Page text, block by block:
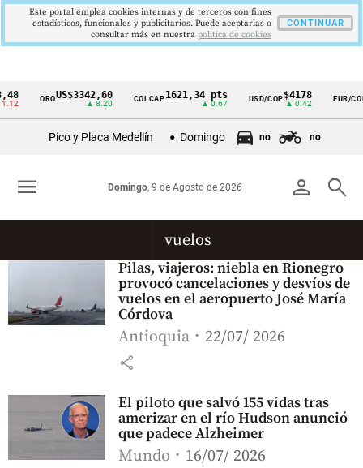
Cintillo
Colombia
OROUS$3342,60
▲ 8.20
COLCAP1621,34 pts
▲ 0.67
USD/COP$4178
▲ 0.42
EUR/COP
Pico y Placa Medellín Domingo no no
person search
Domingo, 9 de Agosto de 2026
menu
vuelos
Pilas, viajeros: niebla en Rionegro
provocó cancelaciones y desvíos de
vuelos en el aeropuerto José María
Córdova
Antioquia 22/07/ 2026
share
El piloto que salvó 155 vidas tras
amerizar en el río Hudson anunció
que padece Alzheimer
Mundo 16/07/ 2026
Este portal emplea cookies internas y de terceros con fines
estadísticos, funcionales y publicitarios. Puede aceptarlas o
consultar más en nuestra politica de cookies
CONTINUAR